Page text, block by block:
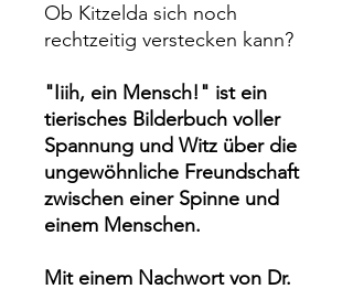
Ob Kitzelda sich noch
rechtzeitig verstecken kann?
"Iiih, ein Mensch!" ist ein
tierisches Bilderbuch voller
Spannung und Witz über die
ungewöhnliche Freundschaft
zwischen einer Spinne und
einem Menschen.
Mit einem Nachwort von Dr.